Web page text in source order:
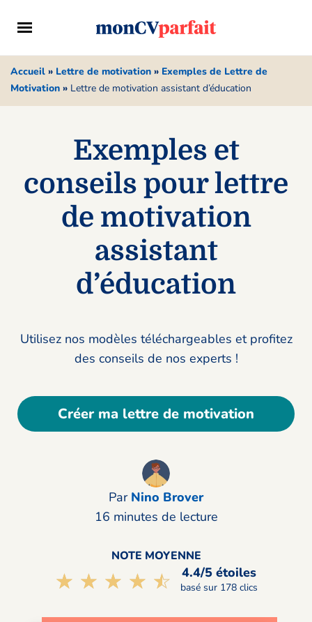
Accueil » Lettre de motivation » Exemples de Lettre de
Motivation » Lettre de motivation assistant d’éducation
Exemples et
conseils pour lettre
de motivation
assistant
d’éducation
Utilisez nos modèles téléchargeables et profitez
des conseils de nos experts !
Créer ma lettre de motivation
Par Nino Brover
16 minutes de lecture
NOTE MOYENNE
☆☆☆☆☆
★★★★★ 4.4/5 étoiles
basé sur 178 clics